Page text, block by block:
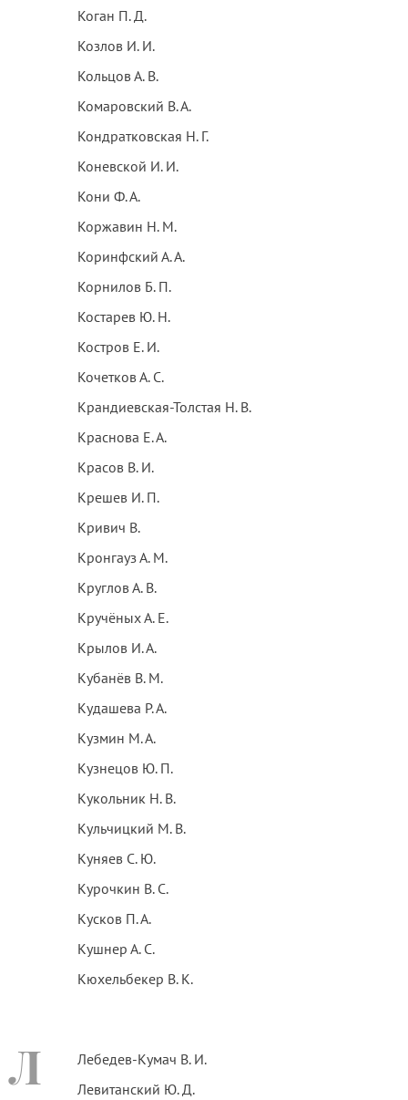
Коган П. Д.
Козлов И. И.
Кольцов А. В.
Комаровский В. А.
Кондратковская Н. Г.
Коневской И. И.
Кони Ф. А.
Коржавин Н. М.
Коринфский А. А.
Корнилов Б. П.
Костарев Ю. Н.
Костров Е. И.
Кочетков А. С.
Крандиевская-Толстая Н. В.
Краснова Е. А.
Красов В. И.
Крешев И. П.
Кривич В.
Кронгауз А. М.
Круглов А. В.
Кручёных А. Е.
Крылов И. А.
Кубанёв В. М.
Кудашева Р. А.
Кузмин М. А.
Кузнецов Ю. П.
Кукольник Н. В.
Кульчицкий М. В.
Куняев С. Ю.
Курочкин В. С.
Кусков П. А.
Кушнер А. С.
Кюхельбекер В. К.
Л
Лебедев-Кумач В. И.
Левитанский Ю. Д.